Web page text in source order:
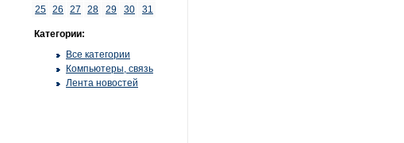
25 26 27 28 29 30 31
Категории:
Все категории
Компьютеры, связь
Лента новостей